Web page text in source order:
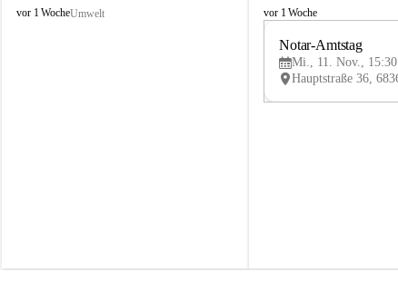
V
vor 1 WocheUmwelt
V
vor 1 Woche
Notar-Amtstag
Mi., 11. Nov., 15:30